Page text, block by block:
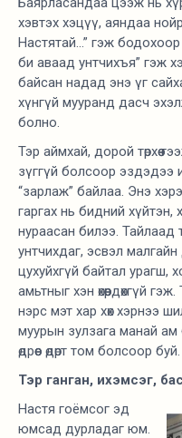
хэвтэх хэцүү, аяндаа нойр
Настятай...” гэж
би аваад унтчихъя” гэж
байсан надад энэ үг
хүнгүй мууранд дасч
болно.
Тэр аймхай, дорой төрхөө гээж,
зүггүй болсоор эздэдээ
“зарлаж” байлаа. Энэ
гаргах нь бидний хүйтэн,
нураасан билээ. Тайлаад
унтчихдаг, эсвэл малгайн
цухуйхгүй байтал урагш,
амьтныг хэн өхөөрдөхгүй
нэрс мэт хар хөх хэрнээ
муурын зулзага манай ам
өдрөөс өдөрт том болсоор буй.
Тэр ганган, ихэмсэг,
Настя гоёмсог эд
юмсад дурладаг юм.